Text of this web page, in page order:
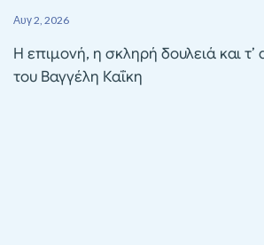
Αυγ 2, 2026
Η επιμονή, η σκληρή δουλειά και
του Βαγγέλη Καΐκη